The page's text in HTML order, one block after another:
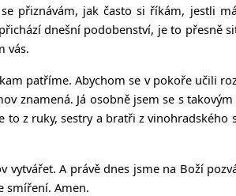
přiznávám, jak často si říkám, jestli
dnešní podobenství, je to přesně
vás.
patříme. Abychom se v pokoře učili
Já osobně jsem se s
z ruky, sestry a bratři z
A právě dnes jsme na Boží
smíření. Amen.